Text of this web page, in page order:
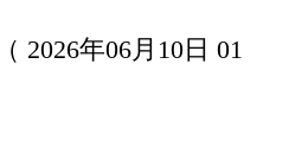
2026年06月10日 01